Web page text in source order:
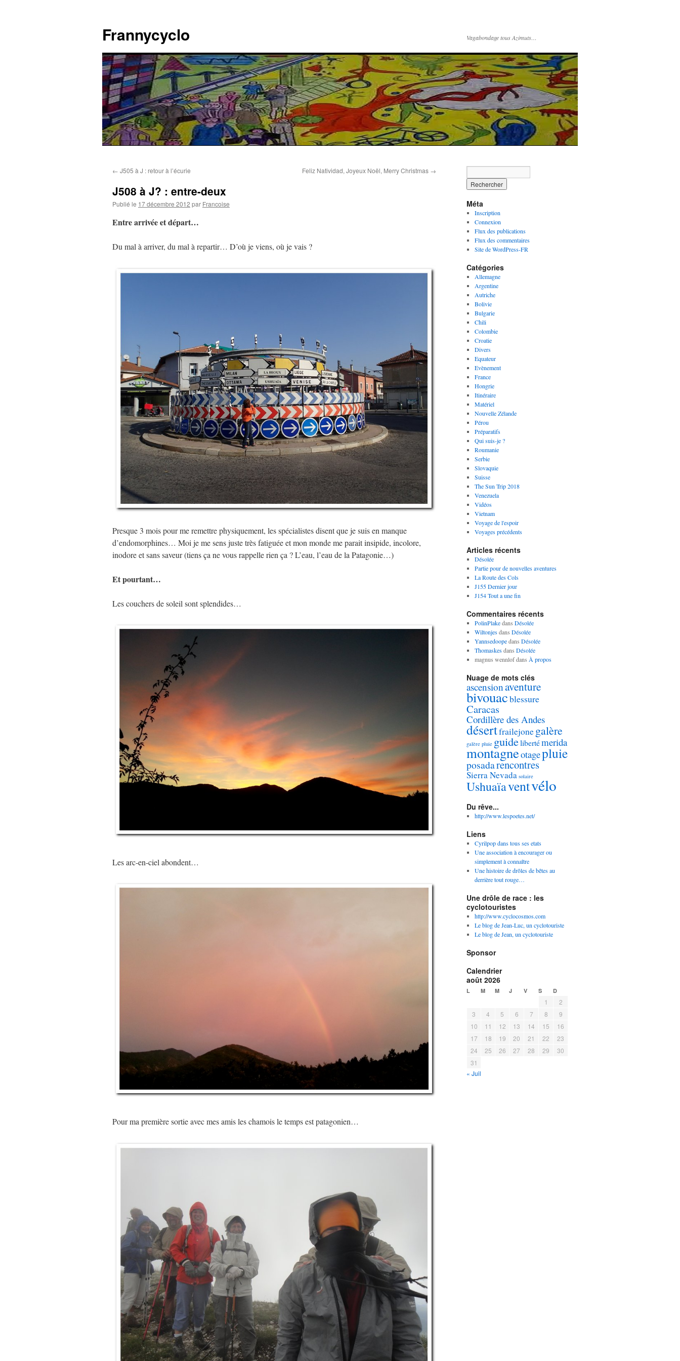
contenu
Frannycyclo Vagabondage tous Azimuts…
← J505 à J : retour à l’écurie Feliz Natividad, Joyeux Noël, Merry Christmas →
J508 à J? : entre-deux
Publié le 17 décembre 2012 par Francoise
Entre arrivée et départ…
Du mal à arriver, du mal à repartir… D’où je viens, où je vais ?
Presque 3 mois pour me remettre physiquement, les spécialistes disent que je suis en manque
d’endomorphines… Moi je me sens juste très fatiguée et mon monde me parait insipide, incolore,
inodore et sans saveur (tiens ça ne vous rappelle rien ça ? L’eau, l’eau de la Patagonie…)
Et pourtant…
Les couchers de soleil sont splendides…
Les arc-en-ciel abondent…
Pour ma première sortie avec mes amis les chamois le temps est patagonien…
Méta
Inscription
Connexion
Flux des publications
Flux des commentaires
Site de WordPress-FR
Catégories
Allemagne
Argentine
Autriche
Bolivie
Bulgarie
Chili
Colombie
Croatie
Divers
Equateur
Evènement
France
Hongrie
Itinéraire
Matériel
Nouvelle Zélande
Pérou
Préparatifs
Qui suis-je ?
Roumanie
Serbie
Slovaquie
Suisse
The Sun Trip 2018
Venezuela
Vidéos
Vietnam
Voyage de l'espoir
Voyages précédents
Articles récents
Désolée
Partie pour de nouvelles aventures
La Route des Cols
J155 Dernier jour
J154 Tout a une fin
Commentaires récents
PolinPlakedans Désolée
Wiltonjesdans Désolée
Yannsedoopedans Désolée
Thomaskesdans Désolée
magnus wennlofdans À propos
Nuage de mots clés
ascensionaventure
bivouacblessure
Caracas
Cordillère des Andes
désertfrailejonegalère
galère pluie guidelibertémerida
montagneotagepluie
posadarencontres
Sierra Nevada solaire
Ushuaïaventvélo
Du rêve...
http://www.lespoetes.net/
Liens
Cyrilpop dans tous ses etats
Une association à encourager ou
simplement à connaître
Une histoire de drôles de bêtes au
derrière tout rouge…
Une drôle de race : les
cyclotouristes
http://www.cyclocosmos.com
Le blog de Jean-Luc, un cyclotouriste
Le blog de Jean, un cyclotouriste
Sponsor
Calendrier
août 2026
L M M J V S D
1
2
3
4 5 6 7 8
9
10
11 12 13 14 15
16
17
18 19 20 21 22
23
24
25 26 27 28 29
30
31
« Juil